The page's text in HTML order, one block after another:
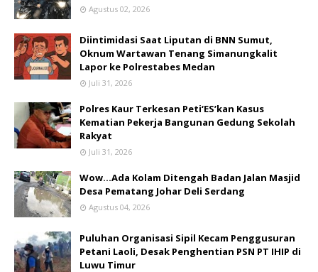
Agustus 02, 2026
Diintimidasi Saat Liputan di BNN Sumut,
Oknum Wartawan Tenang Simanungkalit
Lapor ke Polrestabes Medan
Juli 31, 2026
Polres Kaur Terkesan Peti‘ES’kan Kasus
Kematian Pekerja Bangunan Gedung Sekolah
Rakyat
Juli 31, 2026
Wow...Ada Kolam Ditengah Badan Jalan Masjid
Desa Pematang Johar Deli Serdang
Agustus 04, 2026
Puluhan Organisasi Sipil Kecam Penggusuran
Petani Laoli, Desak Penghentian PSN PT IHIP di
Luwu Timur